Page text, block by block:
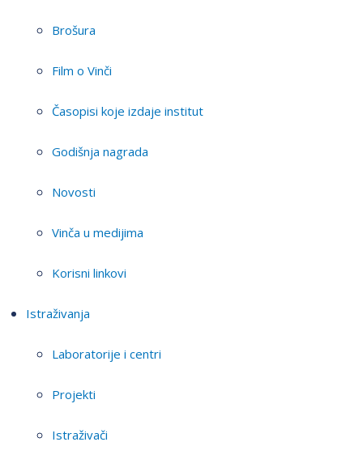
Brošura
Film o Vinči
Časopisi koje izdaje institut
Godišnja nagrada
Novosti
Vinča u medijima
Korisni linkovi
Istraživanja
Laboratorije i centri
Projekti
Istraživači